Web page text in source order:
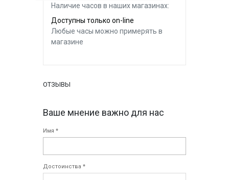
Наличие часов в наших магазинах:
Доступны только on-line
Любые часы можно примерять в
магазине
ОТЗЫВЫ
Ваше мнение важно для нас
Имя *
Достоинства *